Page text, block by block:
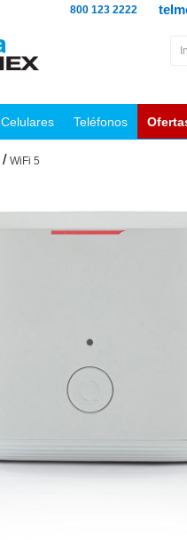
800 123 2222
Celulares Teléfonos
/ WiFi 5